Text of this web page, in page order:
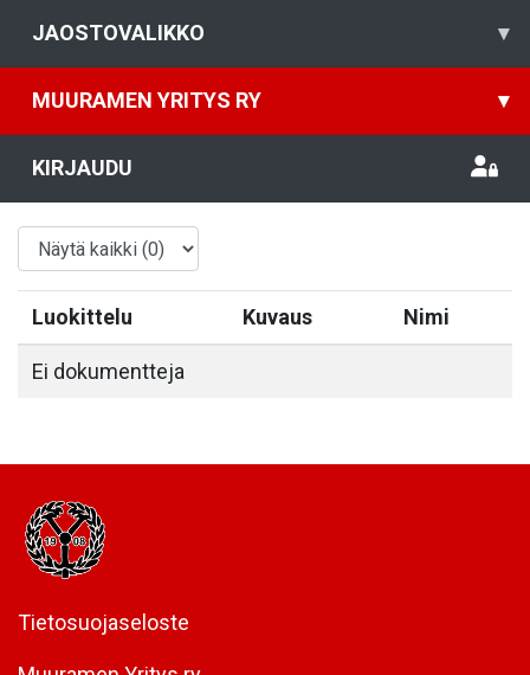
JAOSTOVALIKKO ▾
MUURAMEN YRITYS RY ▾
KIRJAUDU
Luokittelu Kuvaus Nimi
Ei dokumentteja
Tietosuojaseloste